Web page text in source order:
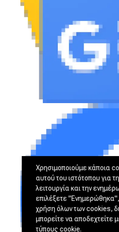
Χρησιμοποιούμε κάποια
αυτού του ιστότοπου για
λειτουργία και την
επιλέξετε "Ενημερώθηκα",
χρήση όλων των cookies,
μπορείτε να αποδεχτείτε
τύπους cookie.